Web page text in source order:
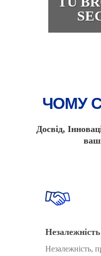
ЧОМУ
Досвід,
Незалежність,